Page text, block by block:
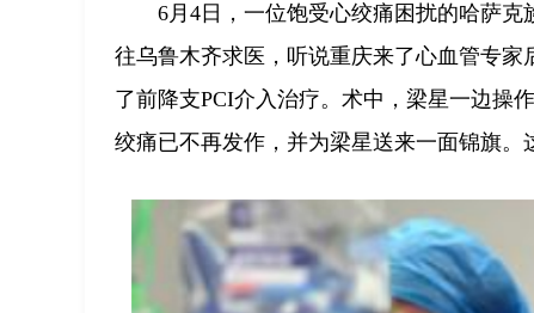
6月4日，一位饱受心绞痛困扰的哈萨
往乌鲁木齐求医，听说重庆来了心血管专
了前降支PCI介入治疗。术中，梁星一边操
绞痛已不再发作，并为梁星送来一面锦旗。